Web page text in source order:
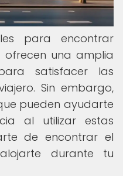
para encontrar
ofrecen una amplia
satisfacer las
Sin embargo,
pueden ayudarte
al utilizar estas
de encontrar el
durante tu